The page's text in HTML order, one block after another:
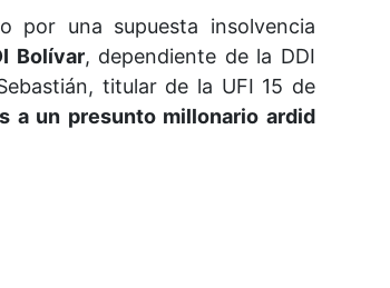
por una supuesta insolvencia
Bolívar, dependiente de la DDI
titular de la UFI 15 de
a un presunto millonario ardid